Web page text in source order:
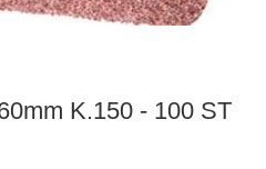
K.150 - 100 ST